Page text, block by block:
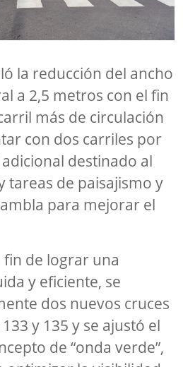
la reducción del ancho
a 2,5 metros con el fin
más de circulación
con dos carriles por
destinado al
tareas de paisajismo y
para mejorar el
fin de lograr una
y eficiente, se
dos nuevos cruces
y 135 y se ajustó el
de “onda verde”,